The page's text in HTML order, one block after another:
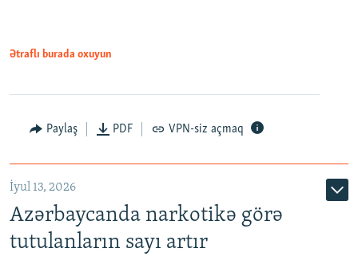
Ətraflı burada oxuyun
Paylaş PDF VPN-siz açmaq
İyul 13, 2026
Azərbaycanda narkotikə görə
tutulanların sayı artır